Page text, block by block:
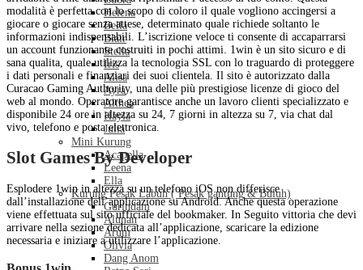
Helena
Bella
Blair
Stella
Iris
Alisa
Ayra
Althea
Hayla
Julia
Mini Kurung
Acapella
Leena
Ella
Kurung Pesak Labuh ( Pesak gantung & Buluh)
Gurindam
Alunan
Arum
Olivia
Dang Anom
modalità è perfetta con lo scopo di coloro il quale vogliono accingersi a
giocare o giocare senza attese, determinato quale richiede soltanto le
informazioni indispensabili. L’iscrizione veloce ti consente di accaparrarsi
un account funzionante costruiti in pochi attimi. 1win è un sito sicuro e di
sana qualita, quale utilizza la tecnologia SSL con lo traguardo di proteggere
i dati personali e finanziari dei suoi clientela. Il sito è autorizzato dalla
Curacao Gaming Authority, una delle più prestigiose licenze di gioco del
web al mondo. Operatore garantisce anche un lavoro clienti specializzato e
disponibile 24 ore in altezza su 24, 7 giorni in altezza su 7, via chat dal
vivo, telefono e posta elettronica.
Slot Games By Developer
Esplodere 1win in altezza su un telefono iOS non differisce
dall’installazione dell’applicazione su Android. Anche questa operazione
viene effettuata sul sito ufficiale del bookmaker. In Seguito vittoria che devi
arrivare nella sezione dedicata all’applicazione, scaricare la edizione
necessaria e iniziare a utilizzare l’applicazione.